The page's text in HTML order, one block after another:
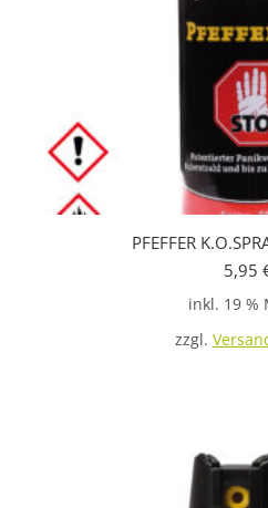
PFEFFER
5,95
inkl. 19 %
zzgl.